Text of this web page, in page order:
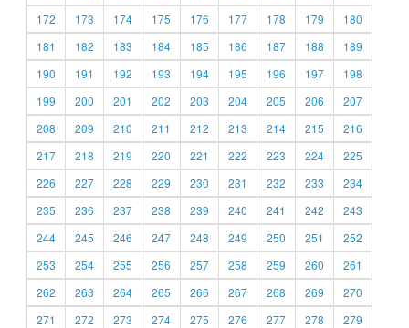
172
173 174 175 176 177 178 179
180
181
182 183 184 185 186 187 188
189
190
191 192 193 194 195 196 197
198
199
200 201 202 203 204 205 206
207
208
209 210 211 212 213 214 215
216
217
218 219 220 221 222 223 224
225
226
227 228 229 230 231 232 233
234
235
236 237 238 239 240 241 242
243
244
245 246 247 248 249 250 251
252
253
254 255 256 257 258 259 260
261
262
263 264 265 266 267 268 269
270
271
272 273 274 275 276 277 278
279